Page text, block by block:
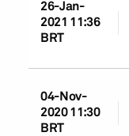
26-Jan-
2021 11:36
BRT
04-Nov-
2020 11:30
BRT